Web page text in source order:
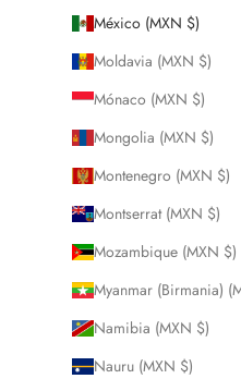
México (MXN $)
Moldavia (MXN $)
Mónaco (MXN $)
Mongolia (MXN $)
Montenegro (MXN $)
Montserrat (MXN $)
Mozambique (MXN $)
Myanmar (Birmania)
Namibia (MXN $)
Nauru (MXN $)